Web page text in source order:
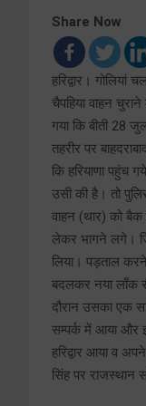
Share Now
हरिद्वार।
चैपहिया वाहन
गया कि बीती 28
तहरीर पर
कि हरियाणा पहुंच
उसी की है। तो
वाहन (थार) को
लेकर भागने लगे।
लिया। पड़ताल
बदलकर नया लाँक
दौरान उसका एक
सम्पर्क में आया और
हरिद्वार आया व
सिंह पर राजस्थान